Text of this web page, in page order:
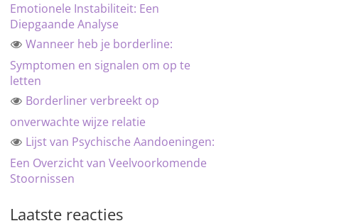
Emotionele Instabiliteit: Een
Diepgaande Analyse
Wanneer heb je borderline:
Symptomen en signalen om op te
letten
Borderliner verbreekt op
onverwachte wijze relatie
Lijst van Psychische Aandoeningen:
Een Overzicht van Veelvoorkomende
Stoornissen
Laatste reacties